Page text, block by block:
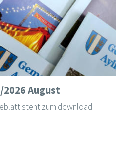
August
steht zum download